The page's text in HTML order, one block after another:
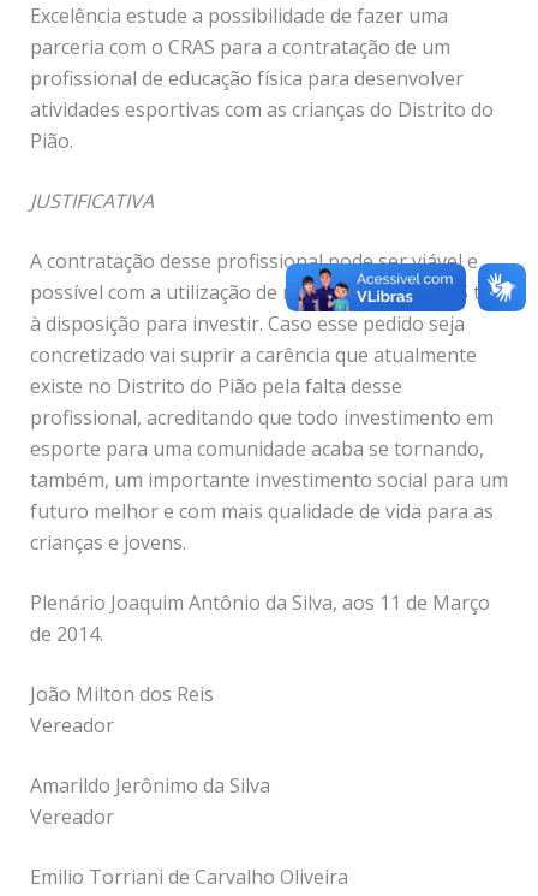
Excelência estude a possibilidade de fazer uma
parceria com o CRAS para a contratação de um
profissional de educação física para desenvolver
atividades esportivas com as crianças do Distrito do
Pião.
JUSTIFICATIVA
A contratação desse profissional pode ser viável e
possível com a utilização de recursos que o CRAS tem
à disposição para investir. Caso esse pedido seja
concretizado vai suprir a carência que atualmente
existe no Distrito do Pião pela falta desse
profissional, acreditando que todo investimento em
esporte para uma comunidade acaba se tornando,
também, um importante investimento social para um
futuro melhor e com mais qualidade de vida para as
crianças e jovens.
Plenário Joaquim Antônio da Silva, aos 11 de Março
de 2014.
João Milton dos Reis
Vereador
Amarildo Jerônimo da Silva
Vereador
Emilio Torriani de Carvalho Oliveira